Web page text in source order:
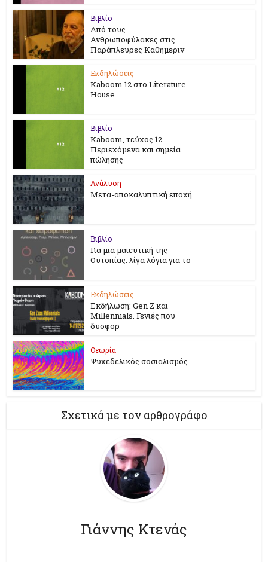
Βιβλίο
Από τους
Ανθρωποφύλακες στις
Παράπλευρες Καθημεριν
Εκδηλώσεις
Kaboom 12 στο Literature
House
Βιβλίο
Kaboom, τεύχος 12.
Περιεχόμενα και σημεία
πώλησης
Ανάλυση
Μετα-αποκαλυπτική εποχή
Βιβλίο
Για μια μαιευτική της
Ουτοπίας: λίγα λόγια για το
Εκδηλώσεις
Εκδήλωση: Gen Z και
Millennials. Γενιές που
δυσφορ
Θεωρία
Ψυχεδελικός σοσιαλισμός
Σχετικά με τον αρθρογράφο
Γιάννης Κτενάς